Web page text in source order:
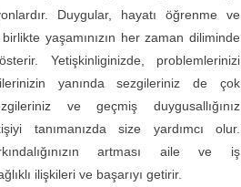
Duygular, hayatı öğrenme ve
yaşamınızın her zaman diliminde
Yetişkinliginizde, problemlerinizi
yanında sezgileriniz de çok
ve geçmiş duygusallığınız
tanımanızda size yardımcı olur.
artması aile ve iş
ilişkileri ve başarıyı getirir.